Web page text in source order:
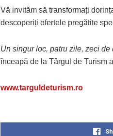
Vă invităm să transformați
descoperiți ofertele pregătite
Un singur loc, patru zile, zeci
înceapă de la Târgul de Turism
www.targuldeturism.ro